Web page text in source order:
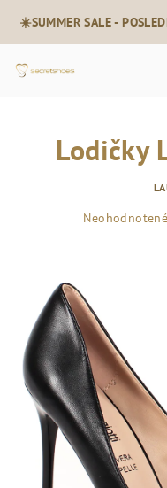
obsah
☀️SUMMER SALE -
Lodičky
Priemerné
z
5
hviezdičiek.
Neohodnotené